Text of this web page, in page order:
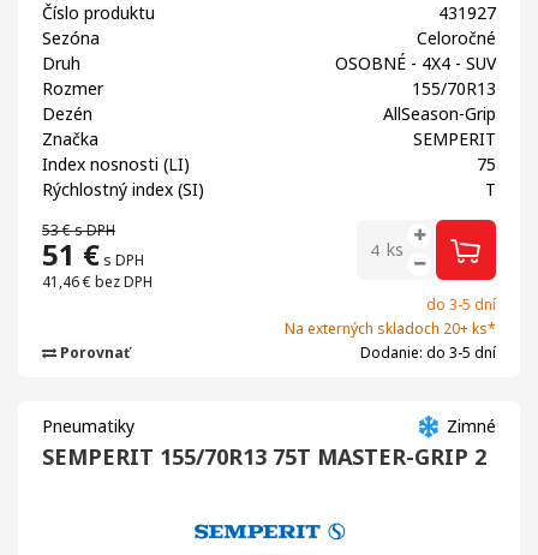
Číslo produktu
431927
Sezóna
Celoročné
Druh
OSOBNÉ - 4X4 - SUV
Rozmer
155/70R13
Dezén
AllSeason-Grip
Značka
SEMPERIT
Index nosnosti (LI)
75
Rýchlostný index (SI)
T
53 €s DPH
51 € s DPH
41,46 € bez DPH
ks
do 3-5 dní
Na externých skladoch 20+ ks*
Dodanie: do 3-5 dní
Porovnať
Zimné
Pneumatiky
SEMPERIT 155/70R13 75T MASTER-GRIP 2